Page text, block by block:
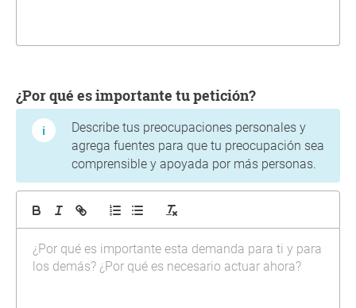
¿Por qué es importante tu petición?
Describe tus preocupaciones personales y
agrega fuentes para que tu preocupación sea
comprensible y apoyada por más personas.